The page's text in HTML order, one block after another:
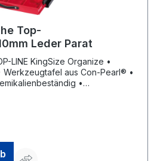
Top-
Leder Parat
LINE KingSize Organize •
aus Con-Pearl® •
•
• 5 Schubladenteiler •